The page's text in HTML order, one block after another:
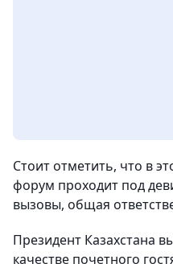
Стоит отметить, что в
форум проходит под
вызовы, общая
Президент Казахстана
качестве почетного